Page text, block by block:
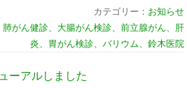
カテゴリー： お知らせ
肺がん健診、大腸がん検診、前立腺がん、肝
炎、胃がん検診、バリウム、鈴木医院
ーアルしました